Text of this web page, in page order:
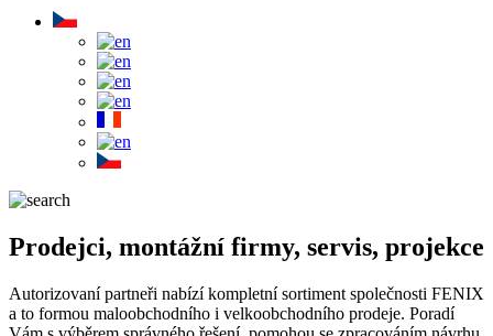
Prodejci, montážní firmy, servis, projekce
Autorizovaní partneři nabízí kompletní sortiment společnosti FENIX
a to formou maloobchodního i velkoobchodního prodeje. Poradí